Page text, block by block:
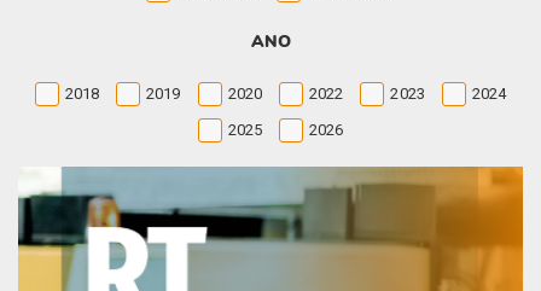
ANO
2018 2019 2020 2022 2023
2024
2025
2026